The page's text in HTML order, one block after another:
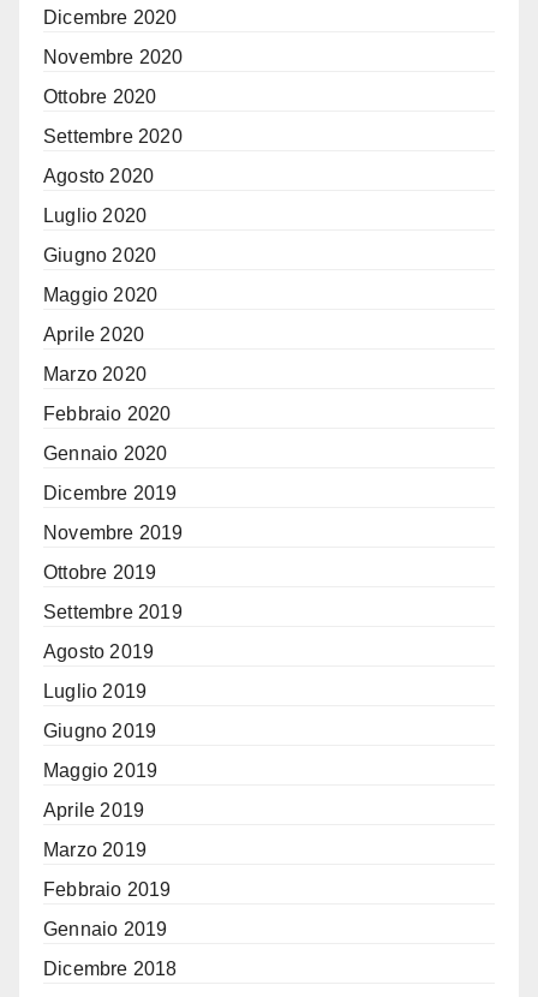
Dicembre 2020
Novembre 2020
Ottobre 2020
Settembre 2020
Agosto 2020
Luglio 2020
Giugno 2020
Maggio 2020
Aprile 2020
Marzo 2020
Febbraio 2020
Gennaio 2020
Dicembre 2019
Novembre 2019
Ottobre 2019
Settembre 2019
Agosto 2019
Luglio 2019
Giugno 2019
Maggio 2019
Aprile 2019
Marzo 2019
Febbraio 2019
Gennaio 2019
Dicembre 2018